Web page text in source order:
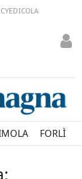
EDICOLA
FORLÌ